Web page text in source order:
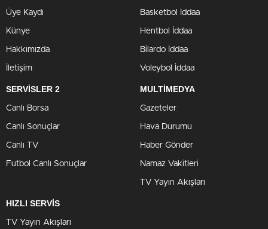
Üye Kaydı
Künye
Hakkımızda
İletişim
Basketbol İddaa
Hentbol İddaa
Bilardo İddaa
Voleybol İddaa
SERVİSLER 2
Canlı Borsa
Canlı Sonuçlar
Canlı TV
Futbol Canlı Sonuçlar
MULTİMEDYA
Gazeteler
Hava Durumu
Haber Gönder
Namaz Vakitleri
TV Yayın Akışları
HIZLI SERVİS
TV Yayın Akışları